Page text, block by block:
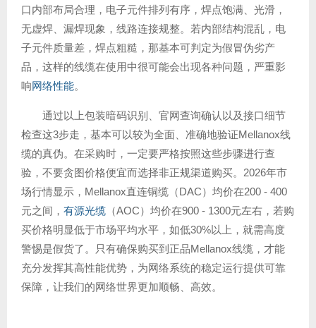
口内部布局合理，电子元件排列有序，焊点饱满、光滑，
无虚焊、漏焊现象，线路连接规整。若内部结构混乱，电
子元件质量差，焊点粗糙，那基本可判定为假冒伪劣产
品，这样的线缆在使用中很可能会出现各种问题，严重影
响网络性能。
通过以上包装暗码识别、官网查询确认以及接口细节
检查这3步走，基本可以较为全面、准确地验证Mellanox线
缆的真伪。在采购时，一定要严格按照这些步骤进行查
验，不要贪图价格便宜而选择非正规渠道购买。2026年市
场行情显示，Mellanox直连铜缆（DAC）均价在200 - 400
元之间， 有源光缆 （AOC）均价在900 - 1300元左右，若购
买价格明显低于市场平均水平，如低30%以上，就需高度
警惕是假货了。只有确保购买到正品Mellanox线缆，才能
充分发挥其高性能优势，为网络系统的稳定运行提供可靠
保障，让我们的网络世界更加顺畅、高效。